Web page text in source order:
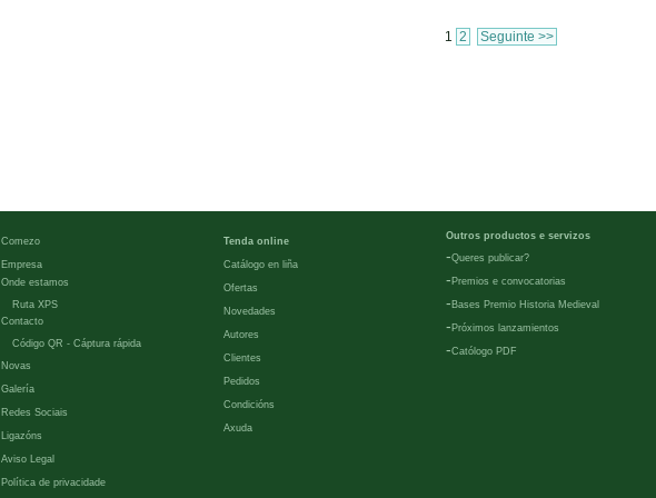
1 2 Seguinte >>
Comezo
Empresa
Onde estamos
Ruta XPS
Contacto
Código QR - Cáptura rápida
Novas
Galería
Redes Sociais
Ligazóns
Aviso Legal
Política de privacidade
Tenda online
Catálogo en liña
Ofertas
Novedades
Autores
Clientes
Pedidos
Condicións
Axuda
Outros productos e servizos
-Queres publicar?
- Premios e convocatorias
- Bases Premio Historia Medieval
- Próximos lanzamientos
-Católogo PDF